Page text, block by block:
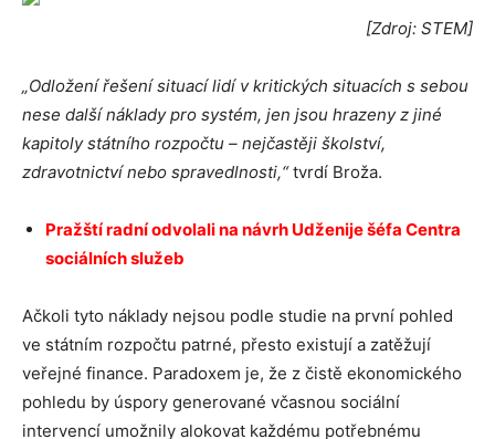
[Zdroj: STEM]
„Odložení řešení situací lidí v kritických situacích s sebou
nese další náklady pro systém, jen jsou hrazeny z jiné
kapitoly státního rozpočtu – nejčastěji školství,
zdravotnictví nebo spravedlnosti,“tvrdí Broža.
Pražští radní odvolali na návrh Udženije šéfa Centra
sociálních služeb
Ačkoli tyto náklady nejsou podle studie na první pohled
ve státním rozpočtu patrné, přesto existují a zatěžují
veřejné finance. Paradoxem je, že z čistě ekonomického
pohledu by úspory generované včasnou sociální
intervencí umožnily alokovat každému potřebnému